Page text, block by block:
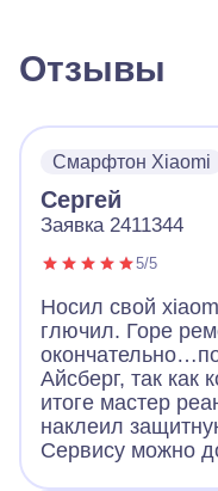
Отзывы
Смарфтон Xiaomi
Сергей
Заявка 2411344
5/5
Носил свой
глючил. Горе
Айсберг, так как
итоге мастер
наклеил
Сервису можно